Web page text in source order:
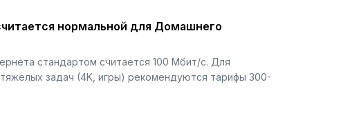
нормальной для Домашнего
стандартом считается 100 Мбит/с. Для
задач (4K, игры) рекомендуются тарифы 300-